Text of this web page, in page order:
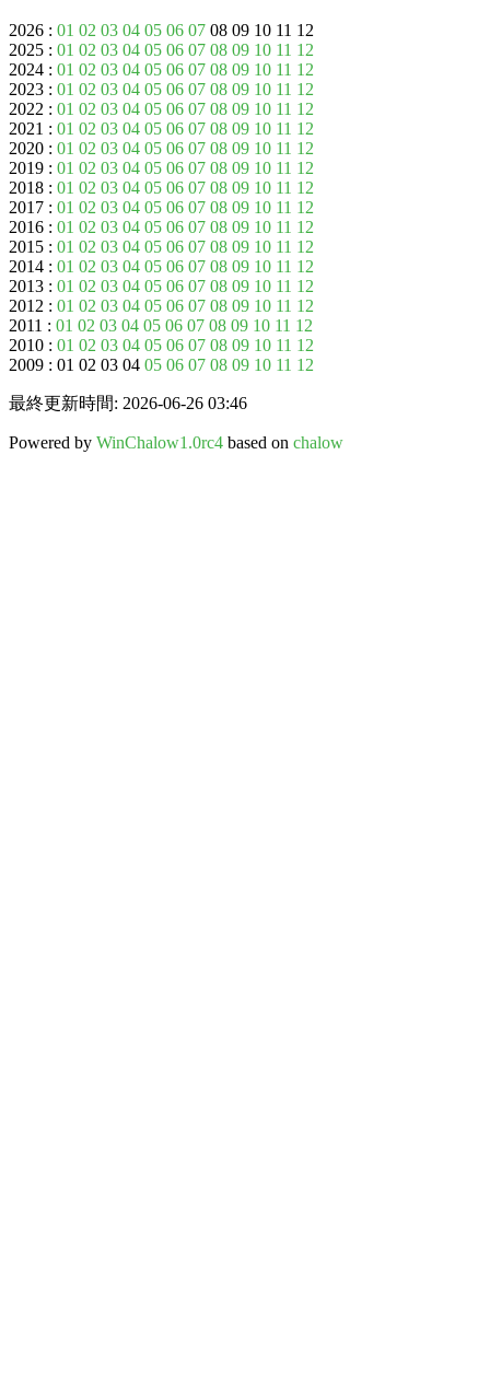
2026 : 01 02 03 04 05 06 07 08 09 10 11 12
2025 : 01 02 03 04 05 06 07 08 09 10 11 12
2024 : 01 02 03 04 05 06 07 08 09 10 11 12
2023 : 01 02 03 04 05 06 07 08 09 10 11 12
2022 : 01 02 03 04 05 06 07 08 09 10 11 12
2021 : 01 02 03 04 05 06 07 08 09 10 11 12
2020 : 01 02 03 04 05 06 07 08 09 10 11 12
2019 : 01 02 03 04 05 06 07 08 09 10 11 12
2018 : 01 02 03 04 05 06 07 08 09 10 11 12
2017 : 01 02 03 04 05 06 07 08 09 10 11 12
2016 : 01 02 03 04 05 06 07 08 09 10 11 12
2015 : 01 02 03 04 05 06 07 08 09 10 11 12
2014 : 01 02 03 04 05 06 07 08 09 10 11 12
2013 : 01 02 03 04 05 06 07 08 09 10 11 12
2012 : 01 02 03 04 05 06 07 08 09 10 11 12
2011 : 01 02 03 04 05 06 07 08 09 10 11 12
2010 : 01 02 03 04 05 06 07 08 09 10 11 12
2009 : 01 02 03 04 05 06 07 08 09 10 11 12
最終更新時間: 2026-06-26 03:46
Powered by WinChalow1.0rc4 based on chalow